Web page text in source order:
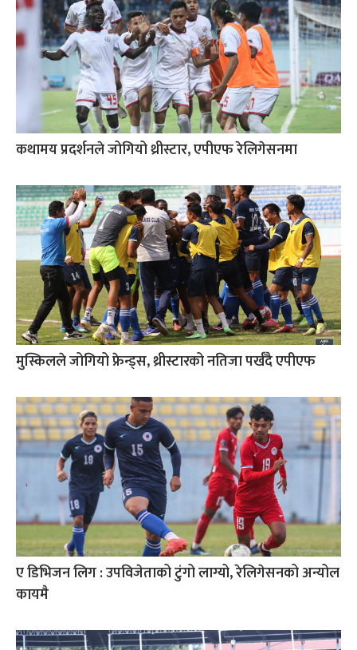
कथामय प्रदर्शनले जोगियो थ्रीस्टार, एपीएफ रेलिगेसनमा
मुस्किलले जोगियो फ्रेन्ड्स, थ्रीस्टारको नतिजा पर्खँदै एपीएफ
ए डिभिजन लिग : उपविजेताको टुंगो लाग्यो, रेलिगेसनको अन्योल
कायमै